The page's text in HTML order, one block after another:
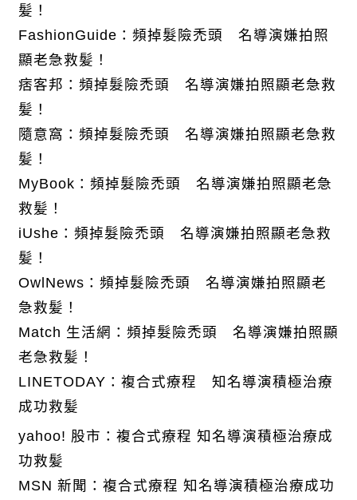
髪！
FashionGuide：頻掉髮險禿頭 名導演嫌拍照
顯老急救髪！
痞客邦：頻掉髮險禿頭 名導演嫌拍照顯老急救
髪！
隨意窩：頻掉髮險禿頭 名導演嫌拍照顯老急救
髪！
MyBook：頻掉髮險禿頭 名導演嫌拍照顯老急
救髪！
iUshe：頻掉髮險禿頭 名導演嫌拍照顯老急救
髪！
OwlNews：頻掉髮險禿頭 名導演嫌拍照顯老
急救髪！
Match 生活網：頻掉髮險禿頭 名導演嫌拍照顯
老急救髪！
LINETODAY：複合式療程 知名導演積極治療
成功救髪
yahoo! 股市：複合式療程 知名導演積極治療成
功救髪
MSN 新聞：複合式療程 知名導演積極治療成功